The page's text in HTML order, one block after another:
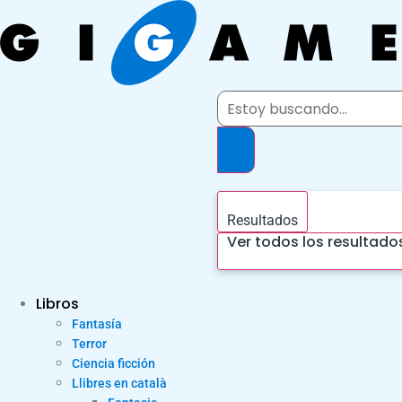
al
contenido
Search
Resultados
Ver todos los
Libros
Fantasía
Terror
Ciencia ficción
Llibres en català